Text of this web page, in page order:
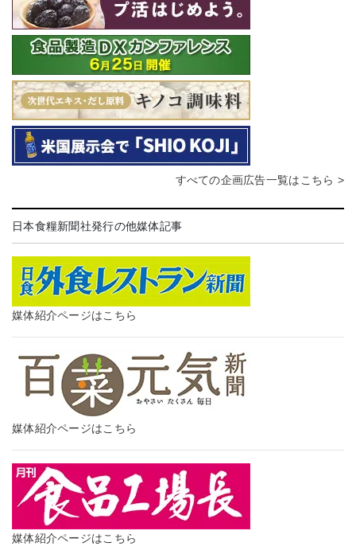
すべての企画広告一覧はこちら >
日本食糧新聞社発行の他媒体記事
媒体紹介ページはこちら
媒体紹介ページはこちら
媒体紹介ページはこちら